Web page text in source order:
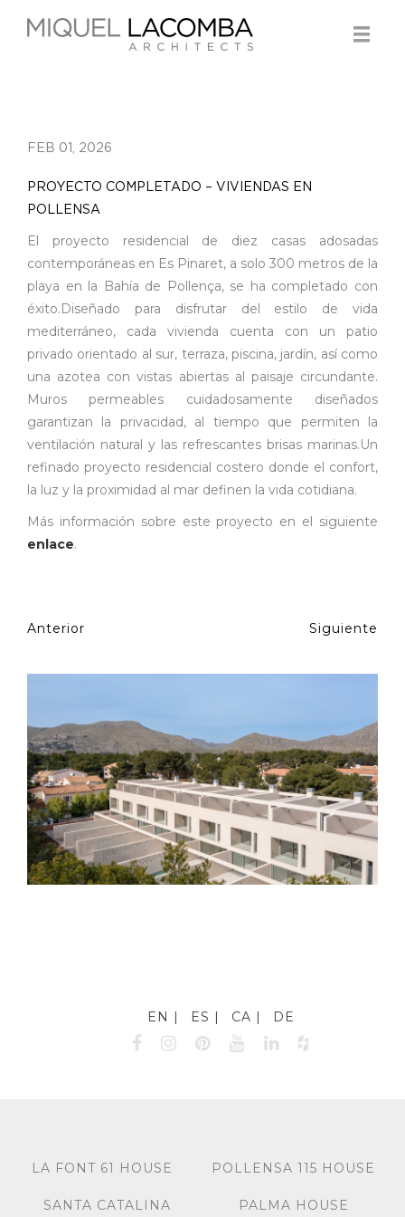
FEB 01, 2026
PROYECTO COMPLETADO – VIVIENDAS EN
POLLENSA
El proyecto residencial de diez casas adosadas
contemporáneas en Es Pinaret, a solo 300 metros de la
playa en la Bahía de Pollença, se ha completado con
éxito.Diseñado para disfrutar del estilo de vida
mediterráneo, cada vivienda cuenta con un patio
privado orientado al sur, terraza, piscina, jardín, así como
una azotea con vistas abiertas al paisaje circundante.
Muros permeables cuidadosamente diseñados
garantizan la privacidad, al tiempo que permiten la
ventilación natural y las refrescantes brisas marinas.Un
refinado proyecto residencial costero donde el confort,
la luz y la proximidad al mar definen la vida cotidiana.
Más información sobre este proyecto en el siguiente
enlace.
Anterior Siguiente
EN ES CA DE
LA FONT 61 HOUSE POLLENSA 115 HOUSE
SANTA CATALINA
PALMA HOUSE